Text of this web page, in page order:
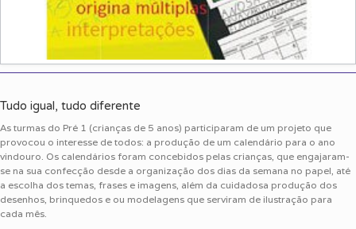
Tudo igual, tudo diferente
As turmas do Pré 1 (crianças de 5 anos) participaram de um projeto que
provocou o interesse de todos: a produção de um calendário para o ano
vindouro. Os calendários foram concebidos pelas crianças, que engajaram-
se na sua confecção desde a organização dos dias da semana no papel, até
a escolha dos temas, frases e imagens, além da cuidadosa produção dos
desenhos, brinquedos e ou modelagens que serviram de ilustração para
cada mês.